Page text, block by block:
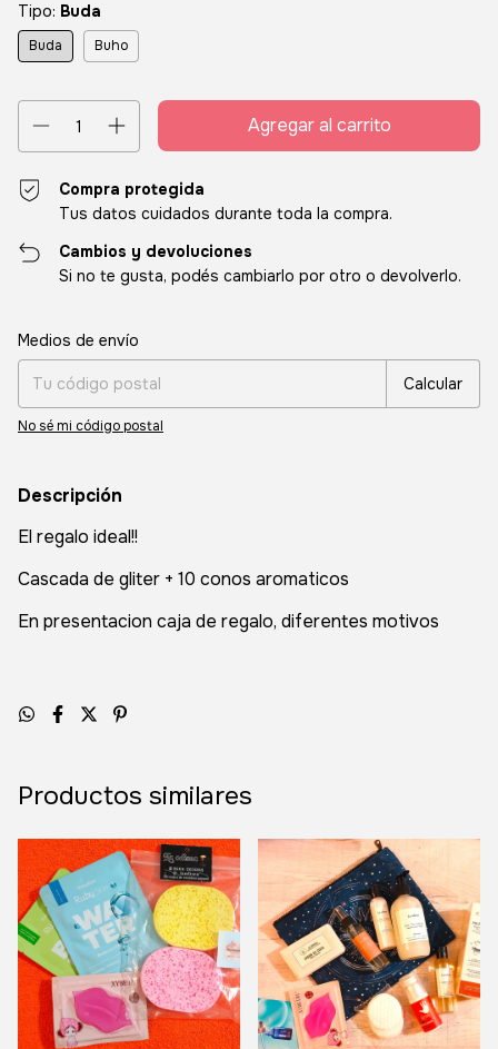
Tipo: Buda
Buda Buho
Compra protegida
Tus datos cuidados durante toda la compra.
Cambios y devoluciones
Si no te gusta, podés cambiarlo por otro o devolverlo.
Entregas para el CP:
Medios de envío
Calcular
No sé mi código postal
Descripción
El regalo ideal!!
Cascada de gliter + 10 conos aromaticos
En presentacion caja de regalo, diferentes motivos
Productos similares